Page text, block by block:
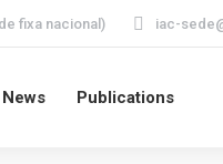
fixa nacional) iac-
News Publications